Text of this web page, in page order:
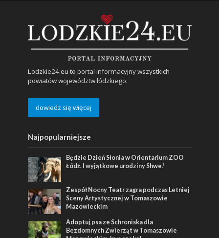
Lodzkie24.eu to portal informacyjny wszystkich
powiatów województw łódzkiego.
dowiedz się więcej
Najpopularniejsze
Będzie Dzień Słonia w Orientarium ZOO
Łódź. I wyjątkowe urodziny Shwe!
Zespół Nocny Teatr zagra podczas Letniej
Sceny Artystycznej w Tomaszowie
Mazowieckim
Adoptuj psa ze Schroniska dla
Bezdomnych Zwierząt w Tomaszowie